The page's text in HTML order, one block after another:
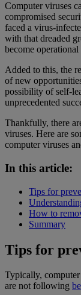
Computer viruses
compromised
faced a virus-
with that dreaded
become operational
Added to this, the
of new
possibility of self-
unprecedented
Thankfully, there
viruses. Here are
computer viruses
In this article:
Tips for
How to
Summary
Tips for
Typically,
are not following